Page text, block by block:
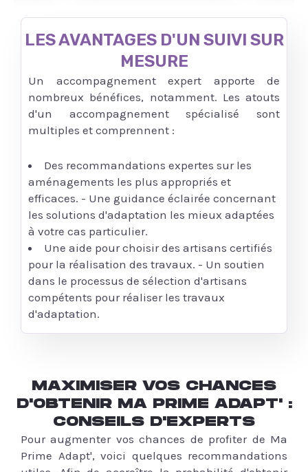
LES AVANTAGES D'UN SUIVI SUR
MESURE
Un accompagnement expert apporte de
nombreux bénéfices, notamment. Les atouts
d'un accompagnement spécialisé sont
multiples et comprennent :
Des recommandations expertes sur les
aménagements les plus appropriés et
efficaces. - Une guidance éclairée concernant
les solutions d'adaptation les mieux adaptées
à votre cas particulier.
Une aide pour choisir des artisans certifiés
pour la réalisation des travaux. - Un soutien
dans le processus de sélection d'artisans
compétents pour réaliser les travaux
d'adaptation.
MAXIMISER VOS CHANCES
D'OBTENIR MA PRIME ADAPT' :
CONSEILS D'EXPERTS
Pour augmenter vos chances de profiter de Ma
Prime Adapt', voici quelques recommandations